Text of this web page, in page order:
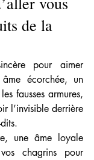
de la
pour aimer
âme écorchée, un
fausses armures,
l’invisible derrière
une âme loyale
chagrins pour